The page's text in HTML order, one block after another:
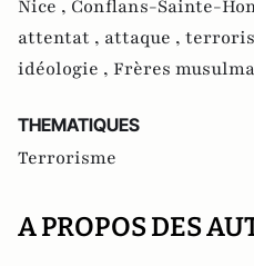
Nice , Conflans-Sainte-
attentat , attaque ,
idéologie , Frères
THEMATIQUES
Terrorisme
A PROPOS DES